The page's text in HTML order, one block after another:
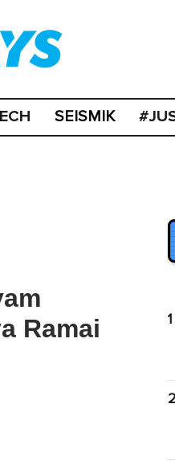
SEISMIK
Ramai
1
2